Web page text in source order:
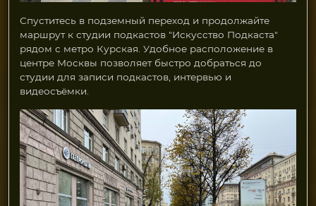
Спуститесь в подземный переход и продолжайте
маршрут к студии подкастов "Искусство Подкаста"
рядом с метро Курская. Удобное расположение в
центре Москвы позволяет быстро добраться до
студии для записи подкастов, интервью и
видеосъёмки.